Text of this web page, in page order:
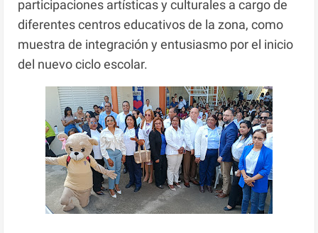
participaciones artísticas y culturales a cargo de
diferentes centros educativos de la zona, como
muestra de integración y entusiasmo por el inicio
del nuevo ciclo escolar.